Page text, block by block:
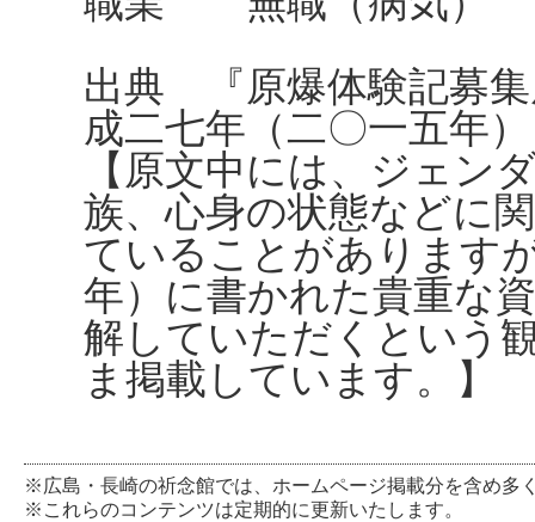
出典 『原爆体験記募
成二七年（二〇一五年
【原文中には、ジェン
族、心身の状態などに
ていることがあります
年）に書かれた貴重な
解していただくという
ま掲載しています。】
※広島・長崎の祈念館では、ホームページ掲載分を含め多
※これらのコンテンツは定期的に更新いたします。